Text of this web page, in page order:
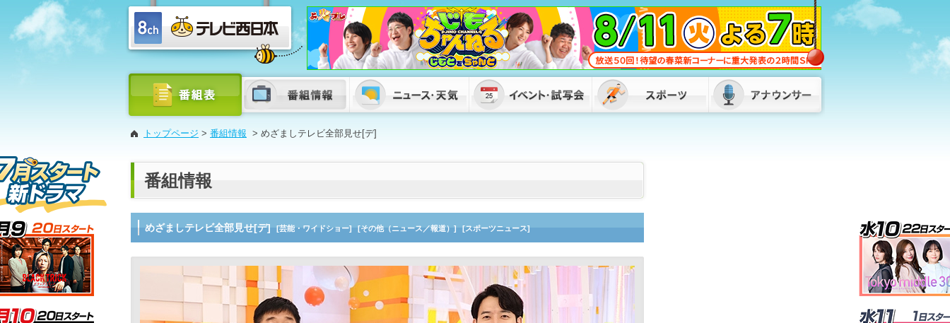
名刺代わりに”自分の顔”チョコ 人気
「ネジチョコ」の会社が新たに開発
「顔も覚えてもらい食べてもらえる」
すでに多くの企業から注文 福岡・北九
州市 2026/08/07 16:00
【一覧】お盆の高速道路の渋滞予測を見
直し 地震による通行止めで東九州道・
トップページ > 番組情報 > めざましテレビ全部見せ[デ]
番組情報
めざましテレビ全部見せ[デ] [芸能・ワイドショー] [その他（ニュース／報道）] [スポーツニュース]